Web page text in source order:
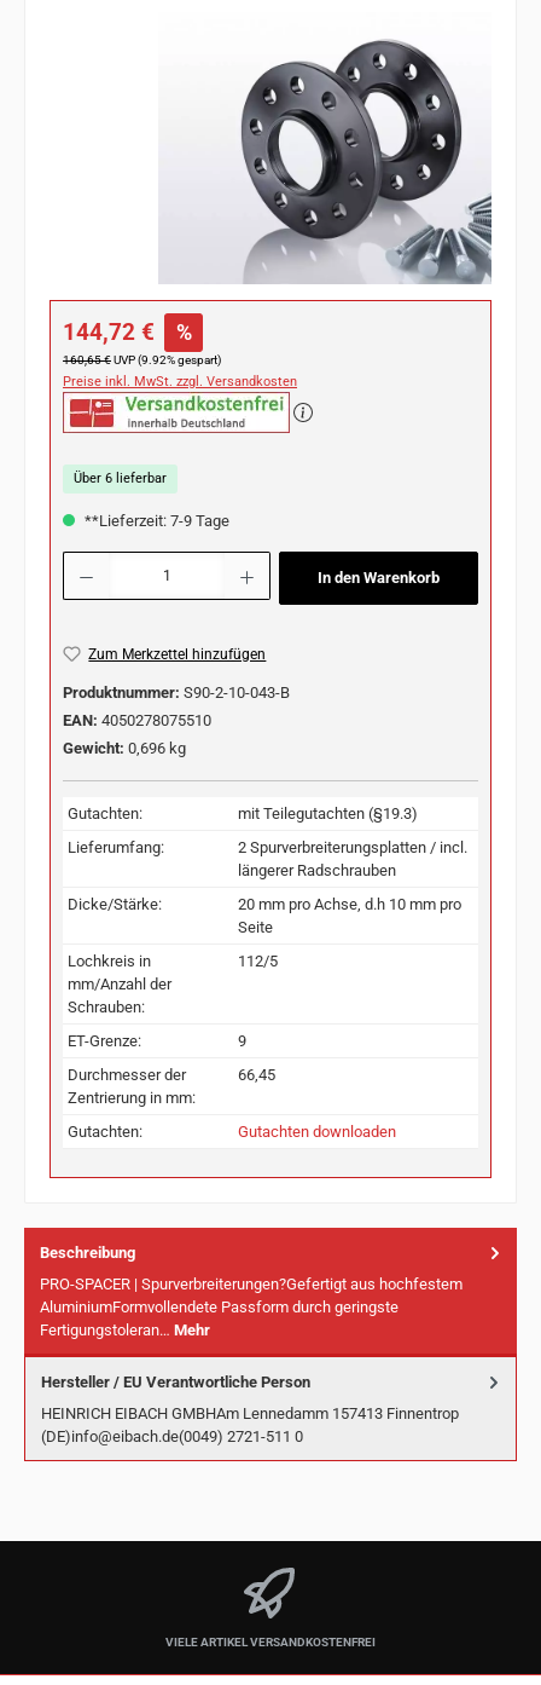
Verkaufspreis:
144,72 € %
Regulärer Preis:
160,65 €UVP (9.92% gespart)
Preise inkl. MwSt. zzgl. Versandkosten
Über 6 lieferbar
**Lieferzeit: 7-9 Tage
Produkt Anzahl: Gib den gewünschten Wert ein oder benutze die Schaltflächen
In den Warenkorb
Zum Merkzettel hinzufügen
Produktnummer: S90-2-10-043-B
EAN: 4050278075510
Gewicht: 0,696 kg
Gutachten:
mit Teilegutachten (§19.3)
Lieferumfang:
2 Spurverbreiterungsplatten / incl.
längerer Radschrauben
Dicke/Stärke:
20 mm pro Achse, d.h 10 mm pro
Seite
Lochkreis in
mm/Anzahl der
Schrauben:
112/5
ET-Grenze:
9
Durchmesser der
Zentrierung in mm:
66,45
Gutachten: Gutachten downloaden
Beschreibung
PRO-SPACER | Spurverbreiterungen?Gefertigt aus hochfestem
AluminiumFormvollendete Passform durch geringste
Fertigungstoleran… Mehr
Hersteller / EU Verantwortliche Person
HEINRICH EIBACH GMBHAm Lennedamm 157413 Finnentrop
(DE)info@eibach.de(0049) 2721-511 0
VIELE ARTIKEL VERSANDKOSTENFREI